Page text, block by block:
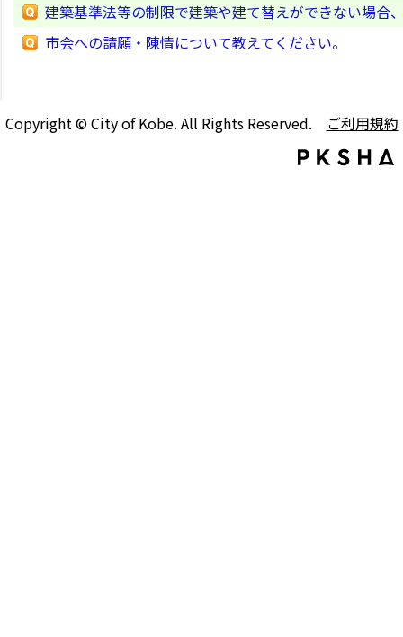
建築基準法等の制限で建築や建て替えができない場合
市会への請願・陳情について教えてください。
Copyright © City of Kobe. All Rights Reserved. ご利用規約